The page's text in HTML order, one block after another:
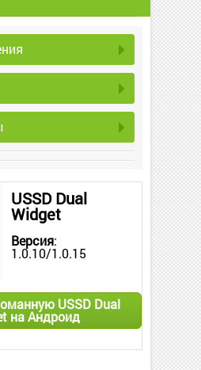
USSD Dual
Widget
Версия:
1.0.10/1.0.15
USSD Dual
на Андроид